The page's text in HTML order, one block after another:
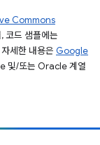
Commons
코드 샘플에는
세한 내용은 Google
및/또는 Oracle 계열